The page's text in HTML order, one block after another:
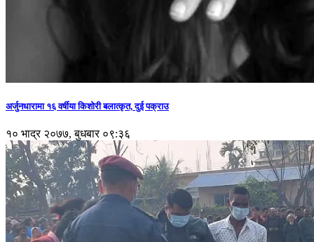
अर्जुनधारामा १६ वर्षीया किशोरी बलात्कृत, दुई पक्राउ
१० भाद्र २०७७, बुधबार ०९:३६